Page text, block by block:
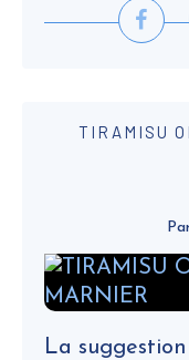
TIRAMISU
La